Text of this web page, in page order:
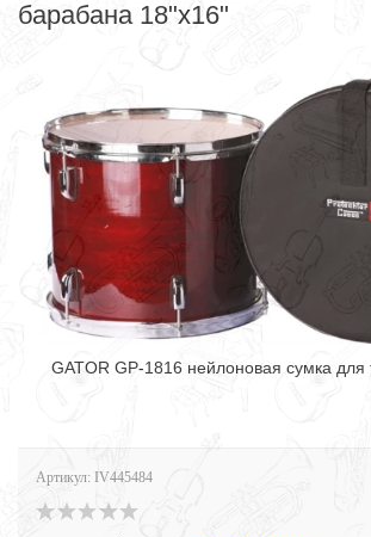
барабана 18"х16"
GATOR GP-1816 нейлоновая сумка
Артикул: IV445484